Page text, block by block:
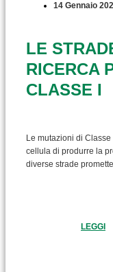
14 Gennaio
LE
RICERCA
CLASSE I
Le mutazioni di
cellula di produrre la
diverse strade
LEGGI